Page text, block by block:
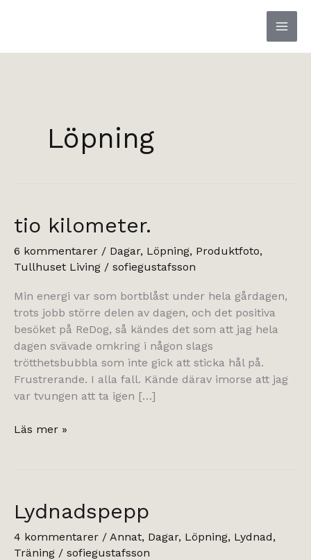
Löpning
tio kilometer.
6 kommentarer / Dagar, Löpning, Produktfoto,
Tullhuset Living / sofiegustafsson
Min energi var som bortblåst under hela gårdagen,
trots jobb större delen av dagen, och det positiva
besöket på ReDog, så kändes det som att jag hela
dagen svävade omkring i någon slags
trötthetsbubbla som inte gick att sticka hål på.
Frustrerande. I alla fall. Kände därav imorse att jag
var tvungen att ta igen […]
tio
Läs mer »
Lydnadspepp
4 kommentarer / Annat, Dagar, Löpning, Lydnad,
Träning / sofiegustafsson